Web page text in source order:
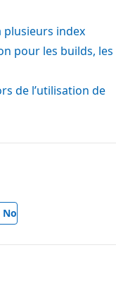
plusieurs index
pour les builds, les
de l’utilisation de
No